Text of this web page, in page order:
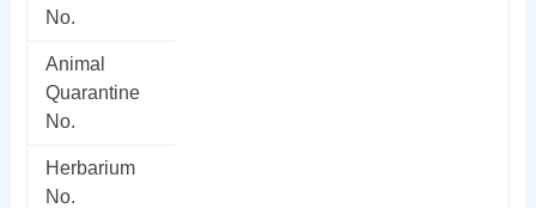
No.
Animal
Quarantine
No.
Herbarium
No.